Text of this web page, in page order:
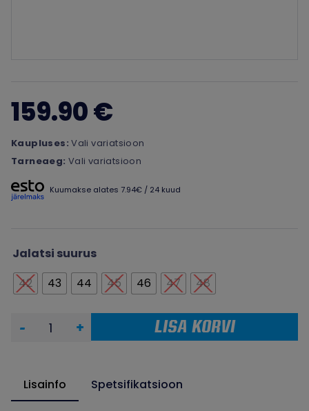
159.90 €
Kaupluses: Vali variatsioon
Tarneaeg: Vali variatsioon
Kuumakse alates 7.94€ / 24 kuud
Jalatsi suurus
42
43 44 45 46 47 48
- + LISA KORVI
Lisainfo Spetsifikatsioon